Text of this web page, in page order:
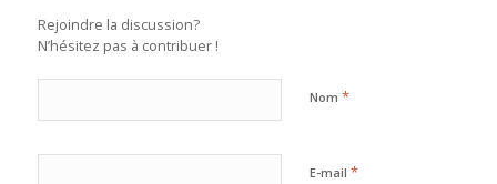
Rejoindre la discussion?
N’hésitez pas à contribuer !
Nom *
E-mail *